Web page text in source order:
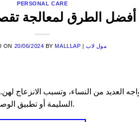
PERSONAL CARE
أفضل الطرق لمعالجة
ON 20/06/2024 BY MALLLAP | مول لاب
العديد من النساء، وتسبب الانزعاج لهن.
السليمة أو تطبيق الوصفات الطبيعية للحفاظ على ترطيبه ومنع تقصفه.